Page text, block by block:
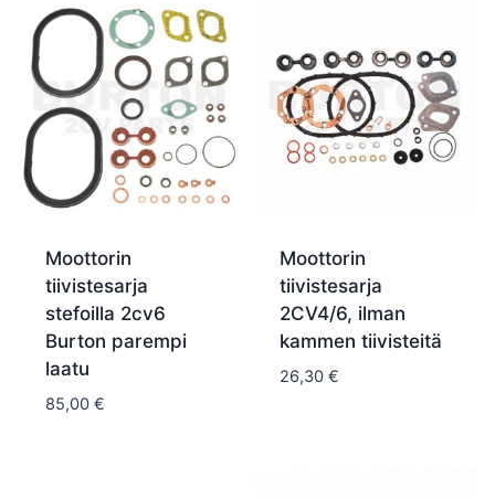
Moottorin
tiivistesarja
stefoilla 2cv6
Burton parempi
laatu
85,00 €
Moottorin
tiivistesarja
2CV4/6, ilman
kammen tiivisteitä
26,30 €